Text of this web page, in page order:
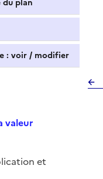
du plan
: voir / modifier
valeur
et